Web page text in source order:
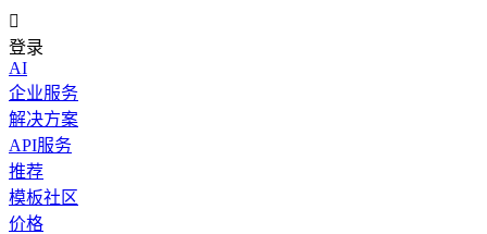

登录
AI
企业服务
解决方案
API服务
推荐
模板社区
价格